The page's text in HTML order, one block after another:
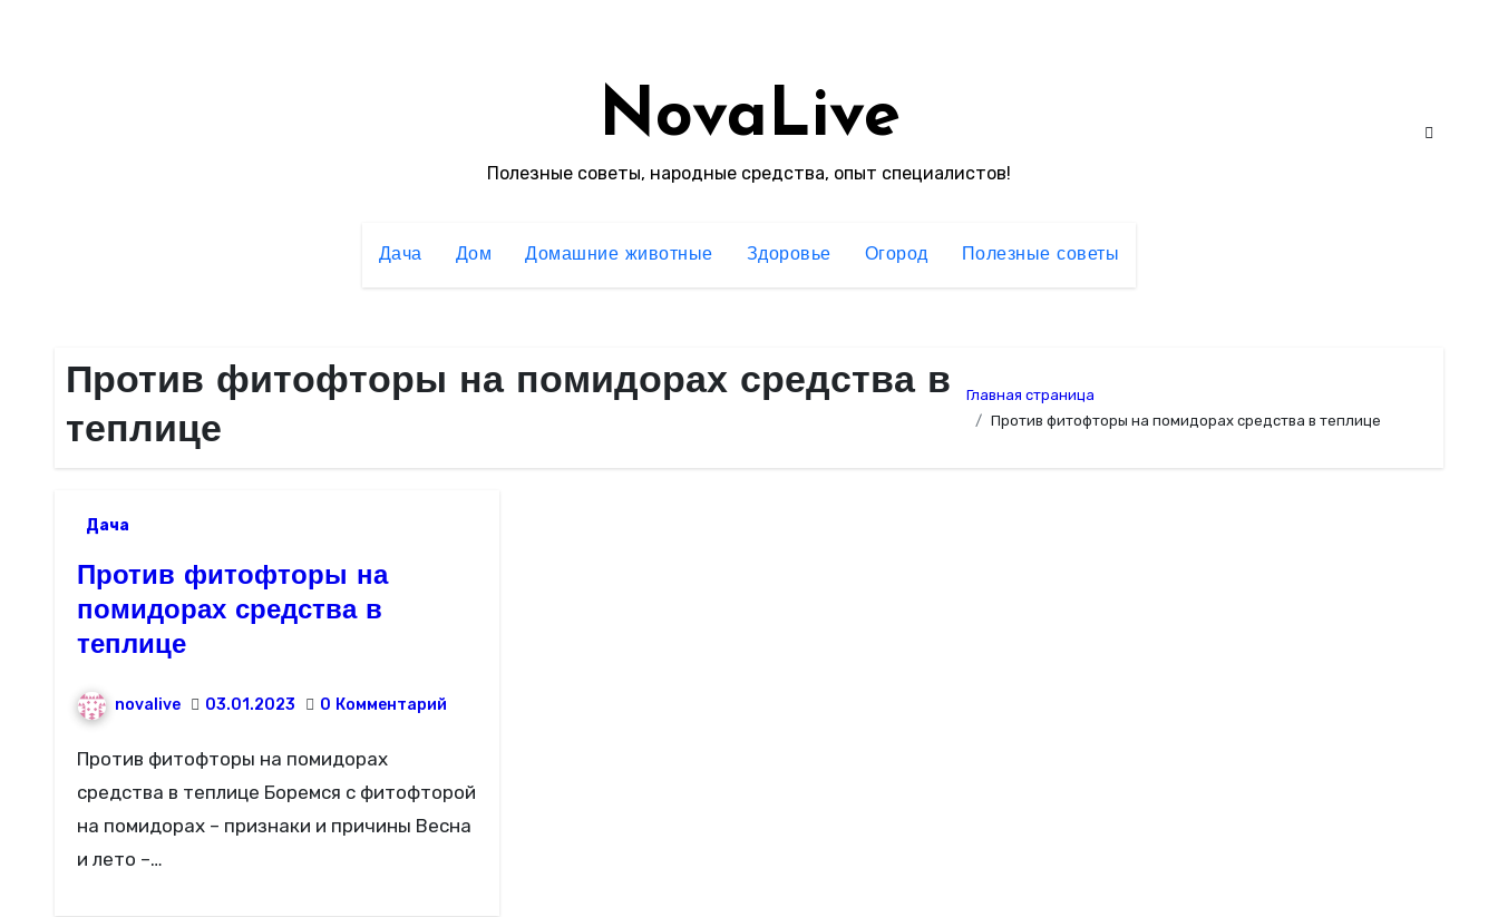
NovaLive
Полезные советы, народные средства, опыт специалистов!
Дача Дом Домашние животные Здоровье Огород Полезные советы
Против фитофторы на помидорах средства в
теплице
Главная страница
Против фитофторы на помидорах средства в теплице
Дача
Против фитофторы на
помидорах средства в
теплице
novalive 03.01.2023 0 Комментарий
Против фитофторы на помидорах
средства в теплице Боремся с фитофторой
на помидорах – признаки и причины Весна
и лето –…